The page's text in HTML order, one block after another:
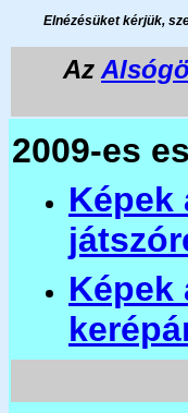
Elnézésüket kérjük,
Az
2009-es
Képek
Képek